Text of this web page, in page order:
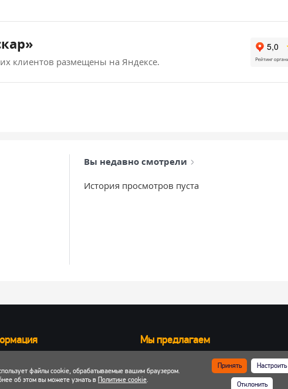
клиентов размещены на Яндексе.
Вы недавно смотрели
История просмотров пуста
и оплата
кабинет
Мы предлагаем
Запчасти для вилочных погрузчиков
Запчасти для двигателей
Шины, колеса, диски
файлы cookie, обрабатываемые вашим браузером.
об этом вы можете узнать вПолитике cookie.
Принять Настроить
Отклонить